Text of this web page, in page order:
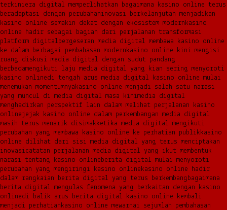
terkiniera digital memperlihatkan bagaimana kasino online terus
beradaptasi dengan perubahaninovasi berkelanjutan menjadikan
kasino online semakin dekat dengan ekosistem modern kasino
online hadir sebagai bagian dari perjalanan transformasi
platform digitalpergeseran media digital membawa kasino online
ke dalam berbagai pembahasan modern kasino online kini mengisi
ruang diskusi media digital dengan sudut pandang
berbedamengikuti laju media digital yang kian sering menyoroti
kasino onlinedi tengah arus media digital kasino online mulai
menemukan momentumnya kasino online menjadi salah satu narasi
yang muncul di media digital masa kinimedia digital
menghadirkan perspektif lain dalam melihat perjalanan kasino
onlinejejak kasino online dalam perkembangan media digital
masih terus menarik disimak ketika media digital mengikuti
perubahan yang membawa kasino online ke perhatian publik kasino
online dilihat dari sisi media digital yang terus menciptakan
inovasicatatan perjalanan media digital yang ikut membentuk
narasi tentang kasino online berita digital mulai menyoroti
perubahan yang mengiringi kasino online kasino online hadir
dalam rangkaian berita digital yang terus berkembang bagaimana
berita digital mengulas fenomena yang berkaitan dengan kasino
onlinedi balik arus berita digital kasino online kembali
menjadi perhatian kasino online mewarnai sejumlah pembahasan